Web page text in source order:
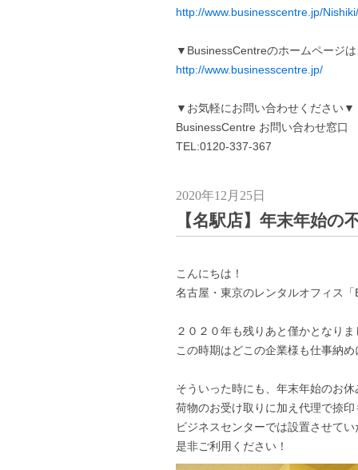
http://www.businesscentre.jp/Nishiki/
▼BusinessCentreのホームページ
http://www.businesscentre.jp/
▼お気軽にお問い合わせください▼
BusinessCentre お問い合わせ窓口
TEL:0120-337-367
2020年12月25日
【名駅店】年末年始
こんにちは！
名古屋・東京のレンタルオフィス
２０２０年も残りあと僅かとなりま
この時期はどこの企業様も仕事納
そういった時にも、年末年始のお
荷物のお受け取りに加え代理で捺
ビジネスセンターでは設置させて
是非ご利用ください！